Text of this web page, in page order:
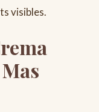
visibles.